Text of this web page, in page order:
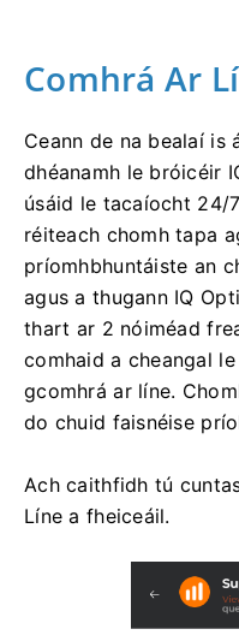
Comhrá Ar
Ceann de na bealaí is
dhéanamh le bróicéir
úsáid le tacaíocht 24/
réiteach chomh tapa
príomhbhuntáiste an
agus a thugann IQ
thart ar 2 nóiméad
comhaid a cheangal
gcomhrá ar líne.
do chuid faisnéise
Ach caithfidh tú
Líne a fheiceáil.